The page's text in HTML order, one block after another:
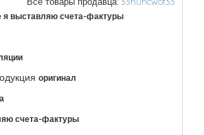
я выставляю счета-фактуры
оригинал
счета-фактуры